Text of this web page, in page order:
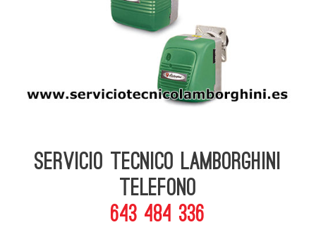
Servicio Tecnico Lamborghini
telefono
643 484 336